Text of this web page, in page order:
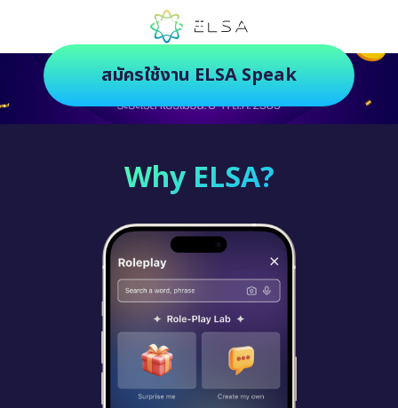
ตัวช่วยฝึกภาษายุคใหม่ ฝึกสนุกยิ่งกว่า
สมัครใช้งาน ELSA Speak
Why ELSA?